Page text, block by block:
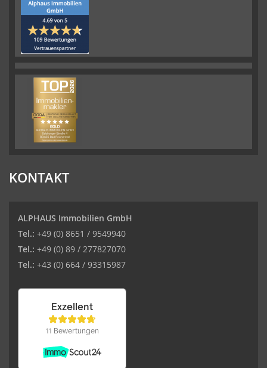
KONTAKT
ALPHAUS Immobilien GmbH
Tel.: +49 (0) 8651 / 9549940
Tel.: +49 (0) 89 / 277827070
Tel.: +43 (0) 664 / 93315987